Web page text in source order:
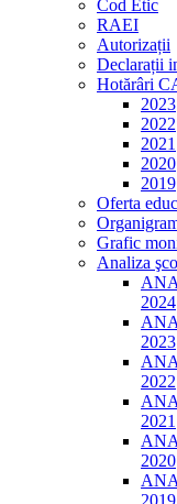
Cod Etic
RAEI
Autorizații
Declarații
Hotărâri
2023
2022
2021
2020
2019
Oferta
Grafic
Analiza
2024
2023
2022
2021
2020
2019